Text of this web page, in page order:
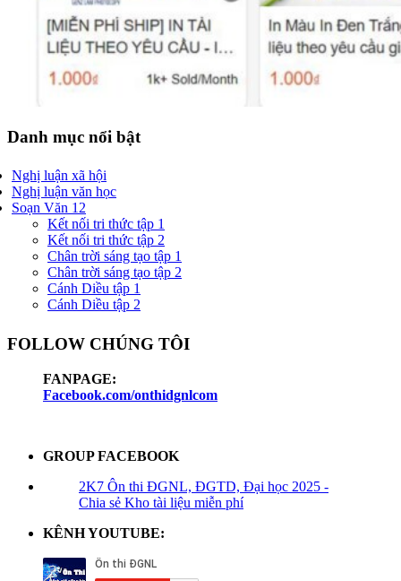
Danh mục nổi bật
Nghị luận xã hội
Nghị luận văn học
Soạn Văn 12
Kết nối tri thức tập 1
Kết nối tri thức tập 2
Chân trời sáng tạo tập 1
Chân trời sáng tạo tập 2
Cánh Diều tập 1
Cánh Diều tập 2
FOLLOW CHÚNG TÔI
FANPAGE:
Facebook.com/onthidgnlcom
GROUP FACEBOOK
2K7 Ôn thi ĐGNL, ĐGTD, Đại học 2025 -
Chia sẻ Kho tài liệu miễn phí
KÊNH YOUTUBE: